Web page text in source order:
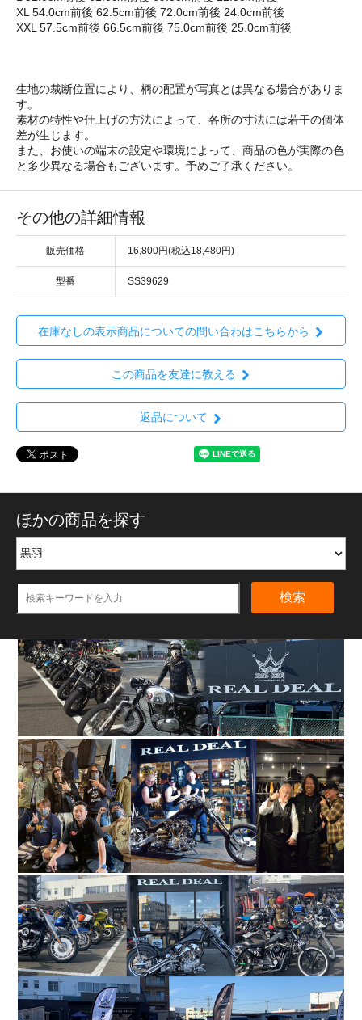
XL 54.0cm前後 62.5cm前後 72.0cm前後 24.0cm前後
XXL 57.5cm前後 66.5cm前後 75.0cm前後 25.0cm前後
生地の裁断位置により、柄の配置が写真とは異なる場合がありま
す。
素材の特性や仕上げの方法によって、各所の寸法には若干の個体
差が生じます。
また、お使いの端末の設定や環境によって、商品の色が実際の色
と多少異なる場合もございます。予めご了承ください。
その他の詳細情報
販売価格 16,800円(税込18,480円)
型番 SS39629
在庫なしの表示商品についての問い合わはこちらから
この商品を友達に教える
返品について
ほかの商品を探す
検索